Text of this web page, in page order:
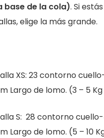
base de la cola). Si
elige la más grande.
XS: 23 contorno
Largo de lomo. (3 – 5
S: 28 contorno
Largo de lomo. (5 – 10